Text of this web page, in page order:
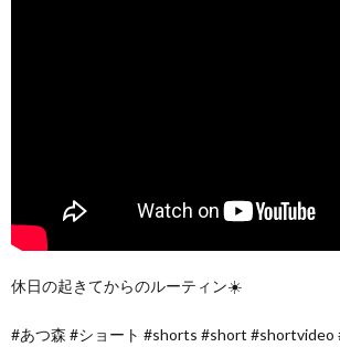
休日の起きてからのルーティン☀️
#あつ森 #ショート #shorts #short #shortvideo